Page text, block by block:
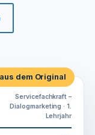
dem Original
Servicefachkraft –
Dialogmarketing · 1.
Lehrjahr